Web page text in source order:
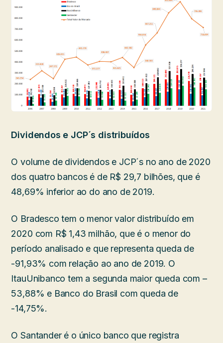
Dividendos e JCP´s distribuídos
O volume de dividendos e JCP´s no ano de 2020
dos quatro bancos é de R$ 29,7 bilhões, que é
48,69% inferior ao do ano de 2019.
O Bradesco tem o menor valor distribuído em
2020 com R$ 1,43 milhão, que é o menor do
período analisado e que representa queda de
-91,93% com relação ao ano de 2019. O
ItauUnibanco tem a segunda maior queda com –
53,88% e Banco do Brasil com queda de
-14,75%.
O Santander é o único banco que registra